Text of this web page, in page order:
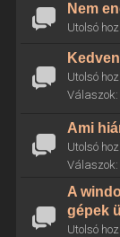
Nem
Utolsó
Utolsó
Válaszok:
Ami
Utolsó
Válaszok:
A
gépek
Utolsó